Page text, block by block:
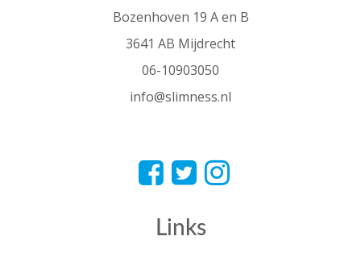
Bozenhoven 19 A en B
3641 AB Mijdrecht
06-10903050
info@slimness.nl
Links